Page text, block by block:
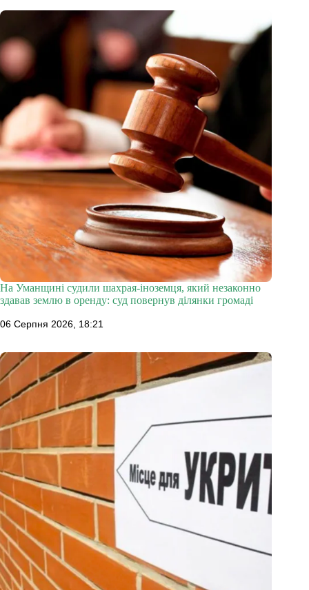
На Уманщині судили шахрая-іноземця, який незаконно
здавав землю в оренду: суд повернув ділянки громаді
06 Серпня 2026, 18:21